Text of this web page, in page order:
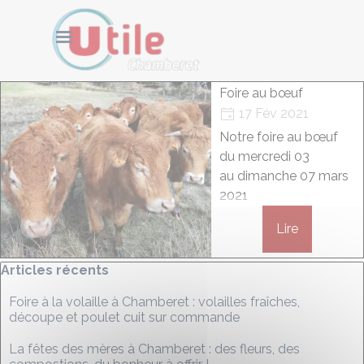
Aller au contenu
Sauter le menu
Foire au bœuf
17 Fév 2021
Notre foire au bœuf
du mercredi 03
au dimanche 07 mars
2021
Lire
Sauter le bloc Articles récents
Articles récents
Foire à la volaille à Chamberet : volailles fraîches,
découpe et poulet cuit sur commande
La fêtes des mères à Chamberet : des fleurs, des
Cookies management panel